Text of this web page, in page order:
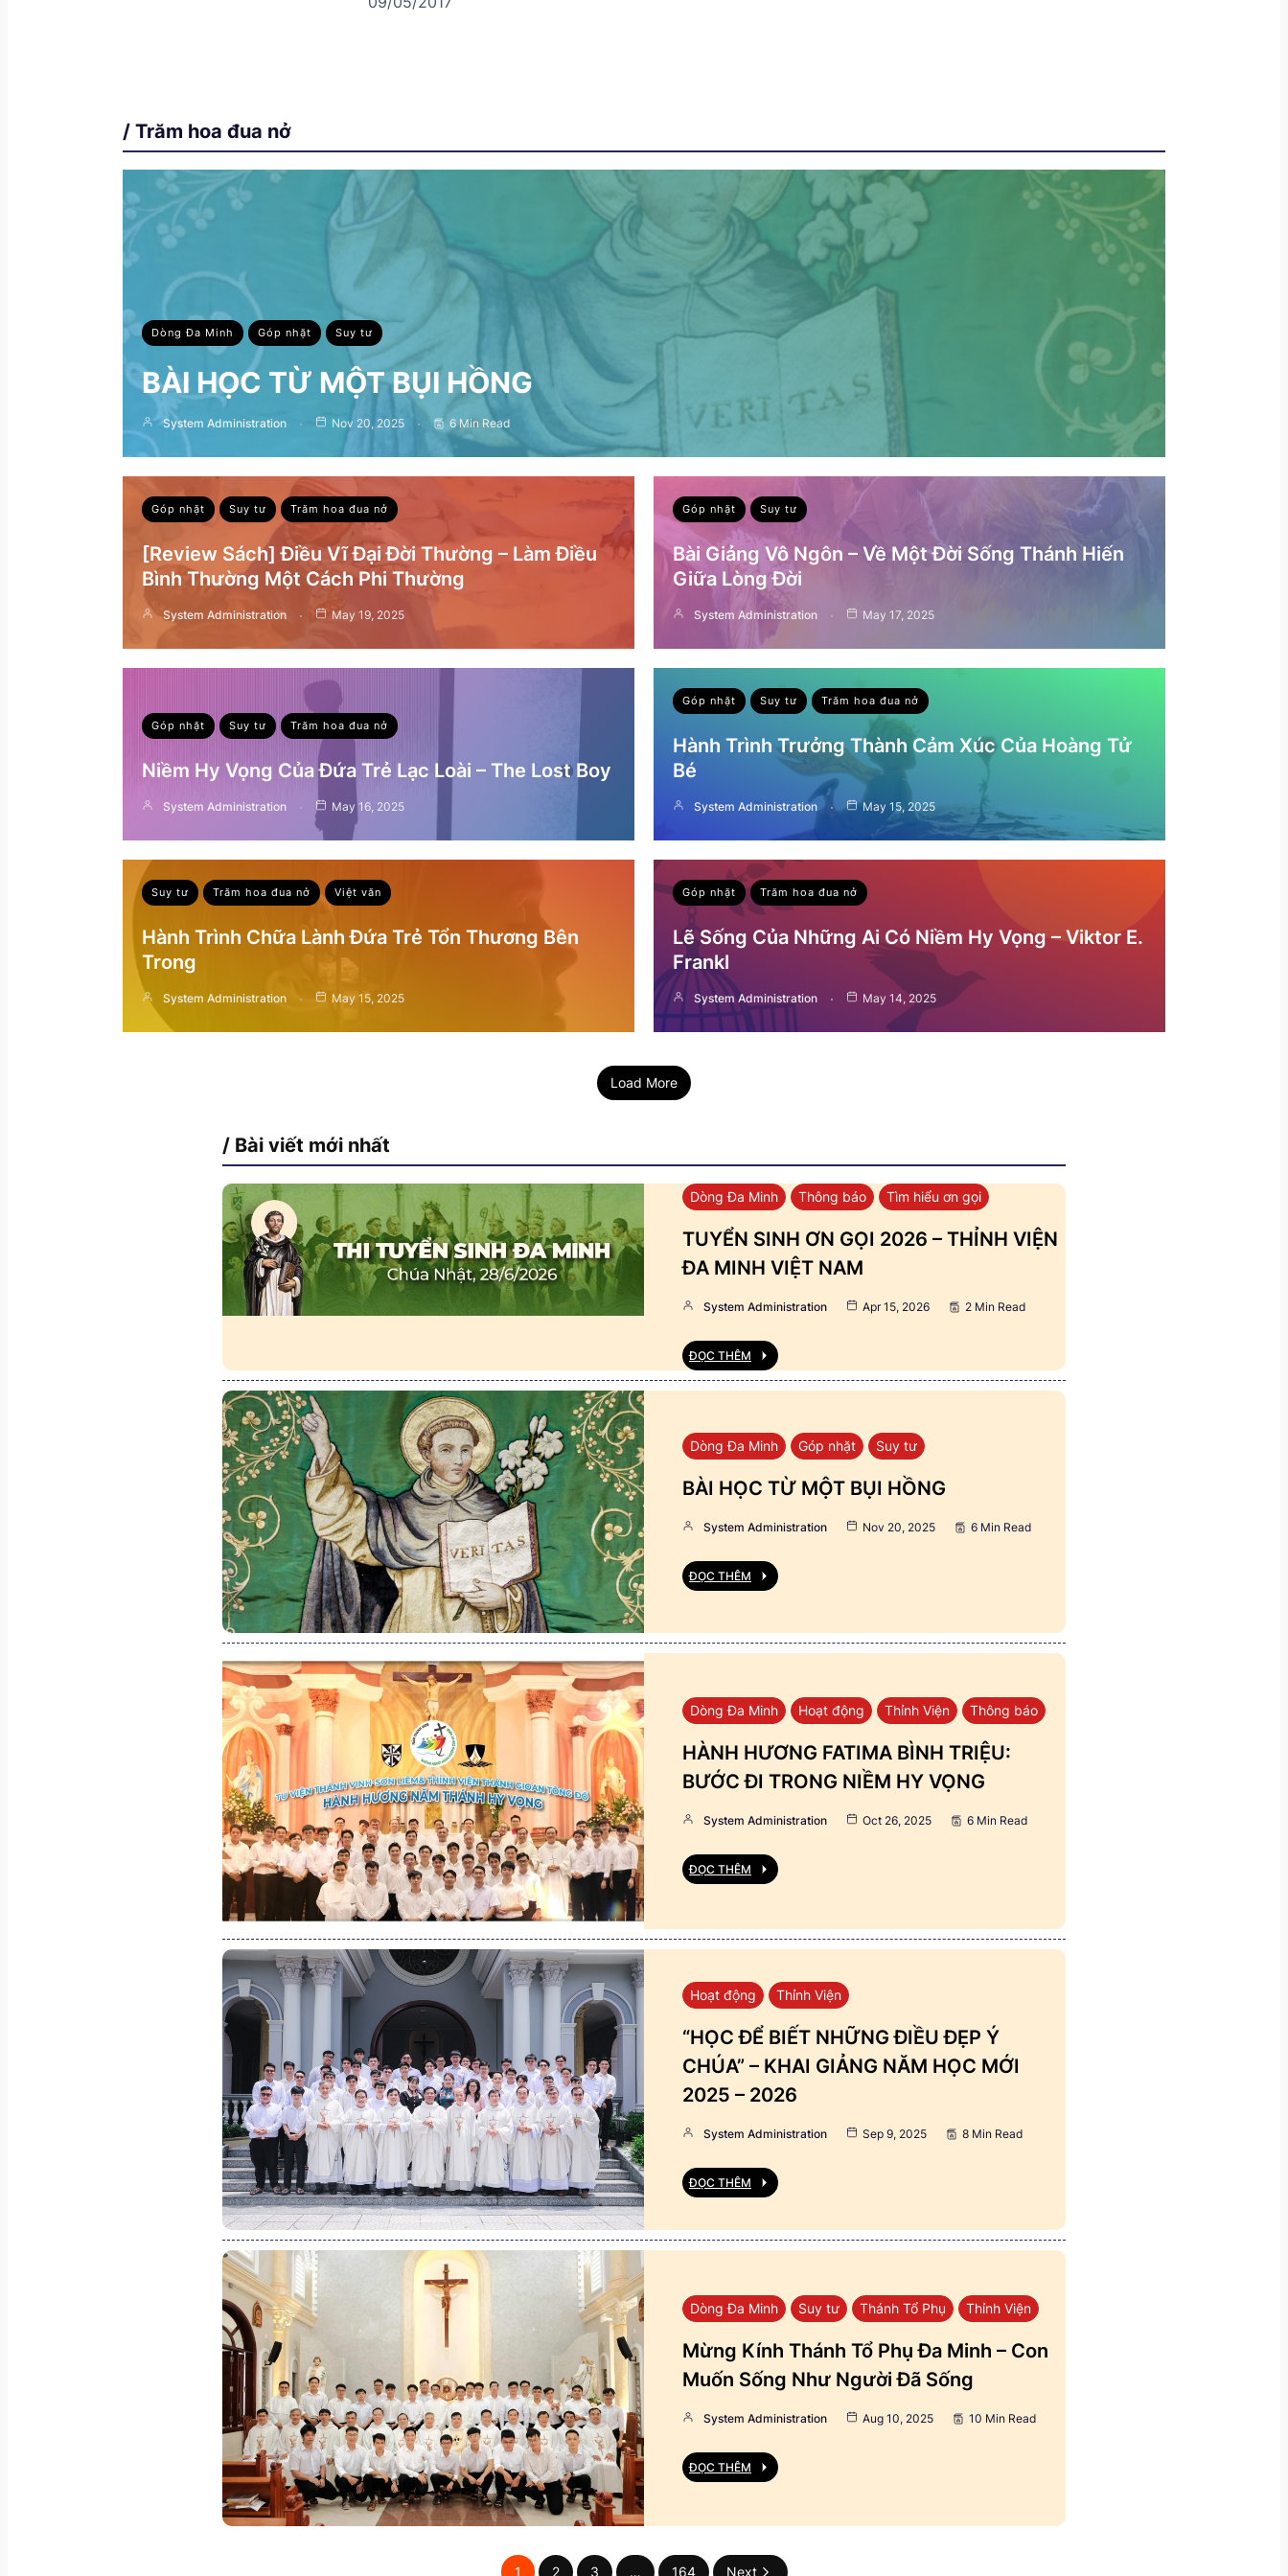
/ Trăm hoa đua nở
Dòng Đa Minh Góp nhặt Suy tư
BÀI HỌC TỪ MỘT BỤI HỒNG
System Administration Nov 20, 2025 6 Min Read
Góp nhặt Suy tư Trăm hoa đua nở
[Review Sách] Điều Vĩ Đại Đời Thường – Làm Điều
Bình Thường Một Cách Phi Thường
System Administration May 19, 2025
Góp nhặt Suy tư
Bài Giảng Vô Ngôn – Về Một Đời Sống Thánh Hiến
Giữa Lòng Đời
System Administration May 17, 2025
Góp nhặt Suy tư Trăm hoa đua nở
Niềm Hy Vọng Của Đứa Trẻ Lạc Loài – The Lost Boy
System Administration May 16, 2025
Góp nhặt Suy tư Trăm hoa đua nở
Hành Trình Trưởng Thành Cảm Xúc Của Hoàng Tử
Bé
System Administration May 15, 2025
Suy tư Trăm hoa đua nở Việt văn
Hành Trình Chữa Lành Đứa Trẻ Tổn Thương Bên
Trong
System Administration May 15, 2025
Góp nhặt Trăm hoa đua nở
Lẽ Sống Của Những Ai Có Niềm Hy Vọng – Viktor E.
Frankl
System Administration May 14, 2025
Load More
/ Bài viết mới nhất
Dòng Đa Minh Thông báo Tìm hiểu ơn gọi
TUYỂN SINH ƠN GỌI 2026 – THỈNH VIỆN
ĐA MINH VIỆT NAM
System Administration Apr 15, 2026 2 Min Read
ĐỌC THÊM
Dòng Đa Minh Góp nhặt Suy tư
BÀI HỌC TỪ MỘT BỤI HỒNG
System Administration Nov 20, 2025 6 Min Read
ĐỌC THÊM
Dòng Đa Minh Hoạt động Thỉnh Viện Thông báo
HÀNH HƯƠNG FATIMA BÌNH TRIỆU:
BƯỚC ĐI TRONG NIỀM HY VỌNG
System Administration Oct 26, 2025 6 Min Read
ĐỌC THÊM
Hoạt động Thỉnh Viện
“HỌC ĐỂ BIẾT NHỮNG ĐIỀU ĐẸP Ý
CHÚA” – KHAI GIẢNG NĂM HỌC MỚI
2025 – 2026
System Administration Sep 9, 2025 8 Min Read
ĐỌC THÊM
Dòng Đa Minh Suy tư Thánh Tổ Phụ Thỉnh Viện
Mừng Kính Thánh Tổ Phụ Đa Minh – Con
Muốn Sống Như Người Đã Sống
System Administration Aug 10, 2025 10 Min Read
ĐỌC THÊM
1 2 3 … 164 Next